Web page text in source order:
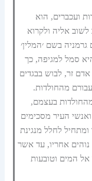
ועכברים, הוא
לשוב אליה ולקרוא
בשם ׳המלין׳
סמל למגיפה, כך
זר, לבוש בבגדים
מהחולדות.
בעצמם,
העיר מסכימים
לחלל מנגינת
אחריו, עד אשר
אל המים וטובעות